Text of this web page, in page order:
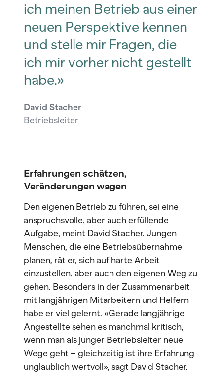
ich meinen Betrieb aus einer
neuen Perspektive kennen
und stelle mir Fragen, die
ich mir vorher nicht gestellt
habe.»
David Stacher
Betriebsleiter
Erfahrungen schätzen,
Veränderungen wagen
Den eigenen Betrieb zu führen, sei eine
anspruchsvolle, aber auch erfüllende
Aufgabe, meint David Stacher. Jungen
Menschen, die eine Betriebsübernahme
planen, rät er, sich auf harte Arbeit
einzustellen, aber auch den eigenen Weg zu
gehen. Besonders in der Zusammenarbeit
mit langjährigen Mitarbeitern und Helfern
habe er viel gelernt. «Gerade langjährige
Angestellte sehen es manchmal kritisch,
wenn man als junger Betriebsleiter neue
Wege geht – gleichzeitig ist ihre Erfahrung
unglaublich wertvoll», sagt David Stacher.